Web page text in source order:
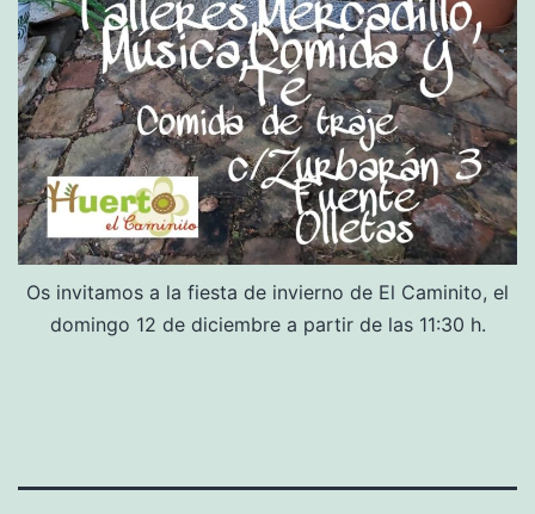
Os invitamos a la fiesta de invierno de El Caminito, el
domingo 12 de diciembre a partir de las 11:30 h.